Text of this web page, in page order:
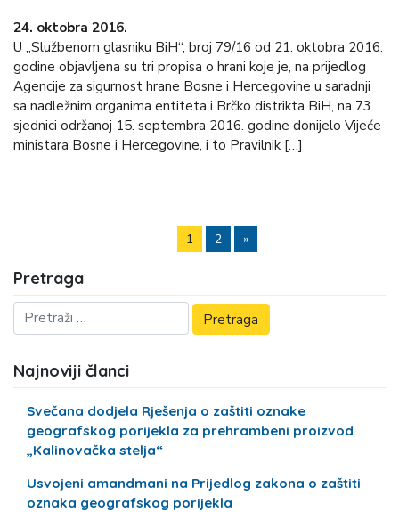
24. oktobra 2016.
U „Službenom glasniku BiH“, broj 79/16 od 21. oktobra 2016.
godine objavljena su tri propisa o hrani koje je, na prijedlog
Agencije za sigurnost hrane Bosne i Hercegovine u saradnji
sa nadležnim organima entiteta i Brčko distrikta BiH, na 73.
sjednici održanoj 15. septembra 2016. godine donijelo Vijeće
ministara Bosne i Hercegovine, i to Pravilnik […]
1 2 »
Pretraga
Najnoviji članci
Svečana dodjela Rješenja o zaštiti oznake
geografskog porijekla za prehrambeni proizvod
„Kalinovačka stelja“
Usvojeni amandmani na Prijedlog zakona o zaštiti
oznaka geografskog porijekla